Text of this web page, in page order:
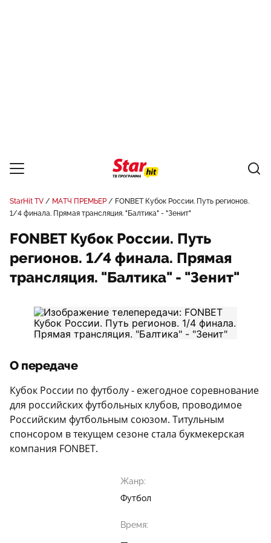
StarHit TV МАТЧ ПРЕМЬЕР
FONBET Кубок России. Путь регионов.
1/4 финала. Прямая трансляция. "Балтика" - "Зенит"
FONBET Кубок России. Путь
регионов. 1/4 финала. Прямая
трансляция. "Балтика" - "Зенит"
О передаче
Кубок России по футболу - ежегодное соревнование
для российских футбольных клубов, проводимое
Российским футбольным союзом. Титульным
спонсором в текущем сезоне стала букмекерская
компания FONBET.
Жанр:
Футбол
Время: